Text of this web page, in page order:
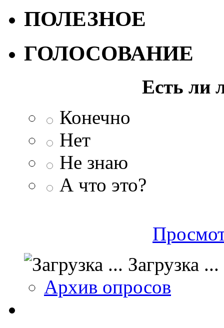
ПОЛЕЗНОЕ
ГОЛОСОВАНИЕ
Есть ли
Конечно
Нет
Не знаю
А что это?
Загрузка ...
Архив опросов